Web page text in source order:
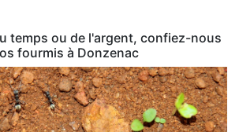
temps ou de l'argent, confiez-nous
fourmis à Donzenac